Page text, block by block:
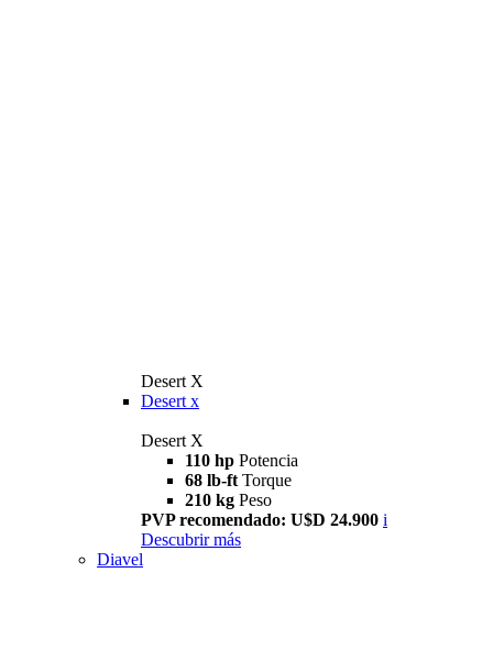
Desert X
Desert x
Desert X
110 hp Potencia
68 lb-ft Torque
210 kg Peso
PVP recomendado: U$D 24.900 i
Descubrir más
Diavel